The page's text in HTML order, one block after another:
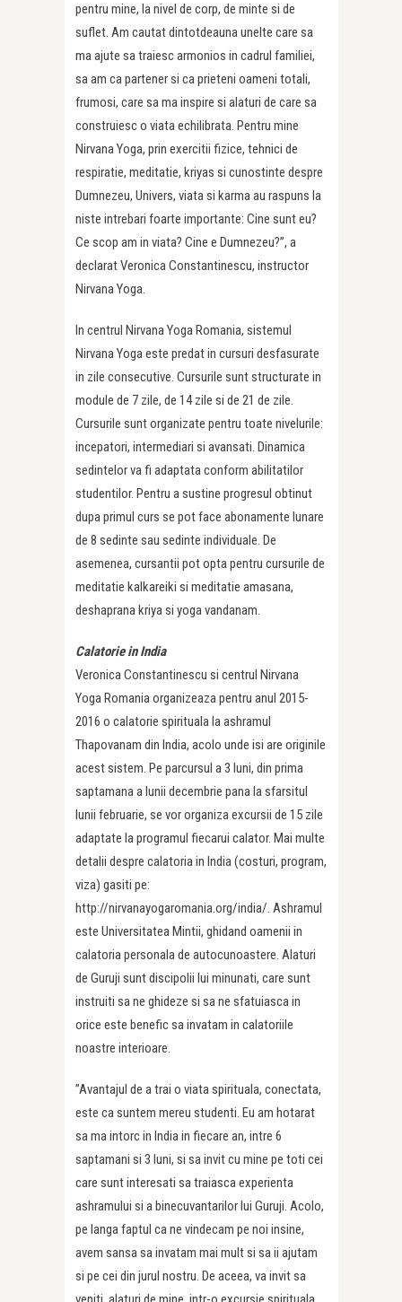
pentru mine, la nivel de corp, de minte si de
suflet. Am cautat dintotdeauna unelte care sa
ma ajute sa traiesc armonios in cadrul familiei,
sa am ca partener si ca prieteni oameni totali,
frumosi, care sa ma inspire si alaturi de care sa
construiesc o viata echilibrata. Pentru mine
Nirvana Yoga, prin exercitii fizice, tehnici de
respiratie, meditatie, kriyas si cunostinte despre
Dumnezeu, Univers, viata si karma au raspuns la
niste intrebari foarte importante: Cine sunt eu?
Ce scop am in viata? Cine e Dumnezeu?”, a
declarat Veronica Constantinescu, instructor
Nirvana Yoga.
In centrul Nirvana Yoga Romania, sistemul
Nirvana Yoga este predat in cursuri desfasurate
in zile consecutive. Cursurile sunt structurate in
module de 7 zile, de 14 zile si de 21 de zile.
Cursurile sunt organizate pentru toate nivelurile:
incepatori, intermediari si avansati. Dinamica
sedintelor va fi adaptata conform abilitatilor
studentilor. Pentru a sustine progresul obtinut
dupa primul curs se pot face abonamente lunare
de 8 sedinte sau sedinte individuale. De
asemenea, cursantii pot opta pentru cursurile de
meditatie kalkareiki si meditatie amasana,
deshaprana kriya si yoga vandanam.
Calatorie in India
Veronica Constantinescu si centrul Nirvana
Yoga Romania organizeaza pentru anul 2015-
2016 o calatorie spirituala la ashramul
Thapovanam din India, acolo unde isi are originile
acest sistem. Pe parcursul a 3 luni, din prima
saptamana a lunii decembrie pana la sfarsitul
lunii februarie, se vor organiza excursii de 15 zile
adaptate la programul fiecarui calator. Mai multe
detalii despre calatoria in India (costuri, program,
viza) gasiti pe:
http://nirvanayogaromania.org/india/. Ashramul
este Universitatea Mintii, ghidand oamenii in
calatoria personala de autocunoastere. Alaturi
de Guruji sunt discipolii lui minunati, care sunt
instruiti sa ne ghideze si sa ne sfatuiasca in
orice este benefic sa invatam in calatoriile
noastre interioare.
”Avantajul de a trai o viata spirituala, conectata,
este ca suntem mereu studenti. Eu am hotarat
sa ma intorc in India in fiecare an, intre 6
saptamani si 3 luni, si sa invit cu mine pe toti cei
care sunt interesati sa traiasca experienta
ashramului si a binecuvantarilor lui Guruji. Acolo,
pe langa faptul ca ne vindecam pe noi insine,
avem sansa sa invatam mai mult si sa ii ajutam
si pe cei din jurul nostru. De aceea, va invit sa